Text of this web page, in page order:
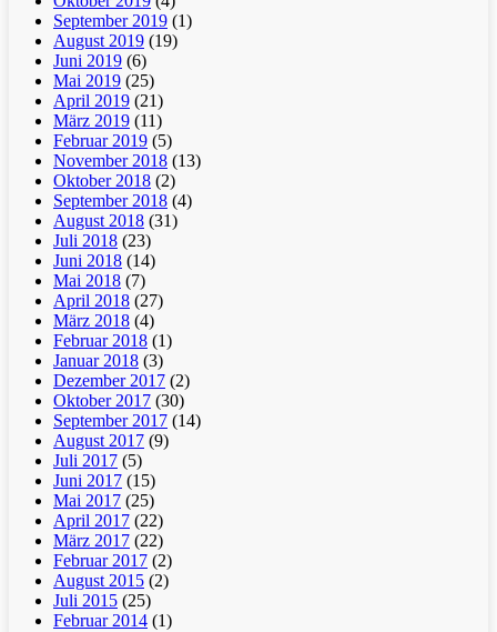
September 2019 (1)
August 2019 (19)
Juni 2019 (6)
Mai 2019 (25)
April 2019 (21)
März 2019 (11)
Februar 2019 (5)
November 2018 (13)
Oktober 2018 (2)
September 2018 (4)
August 2018 (31)
Juli 2018 (23)
Juni 2018 (14)
Mai 2018 (7)
April 2018 (27)
März 2018 (4)
Februar 2018 (1)
Januar 2018 (3)
Dezember 2017 (2)
Oktober 2017 (30)
September 2017 (14)
August 2017 (9)
Juli 2017 (5)
Juni 2017 (15)
Mai 2017 (25)
April 2017 (22)
März 2017 (22)
Februar 2017 (2)
August 2015 (2)
Juli 2015 (25)
Februar 2014 (1)